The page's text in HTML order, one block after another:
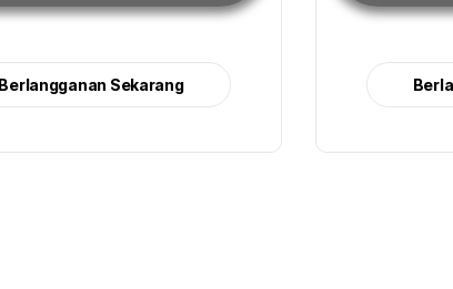
Berlangganan Sekarang